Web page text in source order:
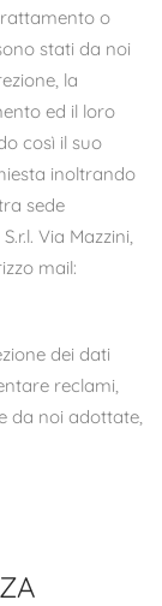
o
stati da noi
la
ed il loro
così il suo
inoltrando
sede
Via Mazzini,
mail:
dei dati
reclami,
da noi adottate,